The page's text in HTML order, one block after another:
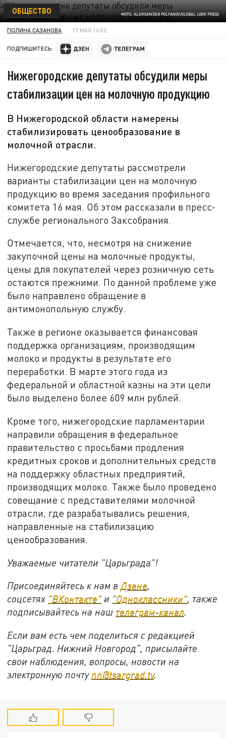
ФОТО: ALEKSANDER POLYAKOV/GLOBAL LOOK PRESS
ОБЩЕСТВО
ПОЛИНА САЗАНОВА 17 МАЯ 16:02
ПОДПИШИТЕСЬ:
Нижегородские депутаты обсудили меры
стабилизации цен на молочную продукцию
В Нижегородской области намерены
стабилизировать ценообразование в
молочной отрасли.
Нижегородские депутаты рассмотрели
варианты стабилизации цен на молочную
продукцию во время заседания профильного
комитета 16 мая. Об этом рассказали в пресс-
службе регионального Заксобрания.
Отмечается, что, несмотря на снижение
закупочной цены на молочные продукты,
цены для покупателей через розничную сеть
остаются прежними. По данной проблеме уже
было направлено обращение в
антимонопольную службу.
Также в регионе оказывается финансовая
поддержка организациям, производящим
молоко и продукты в результате его
переработки. В марте этого года из
федеральной и областной казны на эти цели
было выделено более 609 млн рублей.
Кроме того, нижегородские парламентарии
направили обращения в федеральное
правительство с просьбами продления
кредитных сроков и дополнительных средств
на поддержку областных предприятий,
производящих молоко. Также было проведено
совещание с представителями молочной
отрасли, где разрабатывались решения,
направленные на стабилизацию
ценообразования.
Уважаемые читатели "Царьграда"!
Присоединяйтесь к нам вДзене,
соцсетях "ВКонтакте" и "Одноклассники", также
подписывайтесь на наш телеграм-канал.
Если вам есть чем поделиться с редакцией
"Царьград. Нижний Новгород", присылайте
свои наблюдения, вопросы, новости на
электронную почту nn@tsargrad.tv.